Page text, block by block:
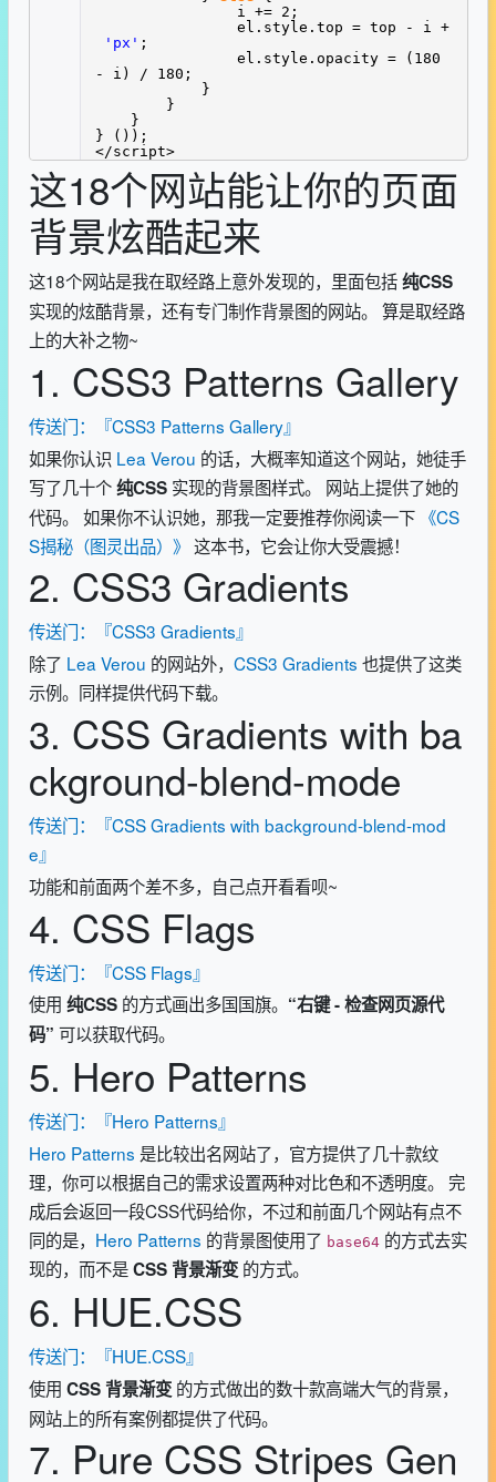
i += 2;
el.style.top = top - i +
'px' ;
el.style.opacity = (180
- i) / 180;
}
}
}
} ());
</script>
这18个网站能让你的页面
背景炫酷起来
这18个网站是我在取经路上意外发现的，里面包括纯CSS
实现的炫酷背景，还有专门制作背景图的网站。 算是取经路
上的大补之物~
1. CSS3 Patterns Gallery
传送门：『CSS3 Patterns Gallery』
如果你认识 Lea Verou 的话，大概率知道这个网站，她徒手
写了几十个纯CSS实现的背景图样式。 网站上提供了她的
代码。 如果你不认识她，那我一定要推荐你阅读一下 《CS
S揭秘（图灵出品）》 这本书，它会让你大受震撼！
2. CSS3 Gradients
传送门：『CSS3 Gradients』
除了 Lea Verou 的网站外， CSS3 Gradients 也提供了这类
示例。同样提供代码下载。
3. CSS Gradients with ba
ckground-blend-mode
传送门：『CSS Gradients with background-blend-mod
e』
功能和前面两个差不多，自己点开看看呗~
4. CSS Flags
传送门：『CSS Flags』
使用 纯CSS的方式画出多国国旗。 “右键 - 检查网页源代
码” 可以获取代码。
5. Hero Patterns
传送门：『Hero Patterns』
Hero Patterns 是比较出名网站了，官方提供了几十款纹
理，你可以根据自己的需求设置两种对比色和不透明度。 完
成后会返回一段CSS代码给你，不过和前面几个网站有点不
同的是， Hero Patterns 的背景图使用了 base64的方式去实
现的，而不是CSS 背景渐变的方式。
6. HUE.CSS
传送门：『HUE.CSS』
使用 CSS 背景渐变的方式做出的数十款高端大气的背景，
网站上的所有案例都提供了代码。
7. Pure CSS Stripes Gen